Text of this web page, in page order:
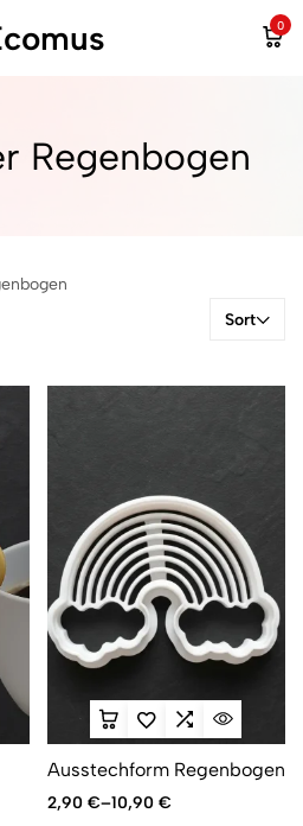
0
Regenbogen
Sort
Ausstechform Regenbogen
2,90 €–10,90 €